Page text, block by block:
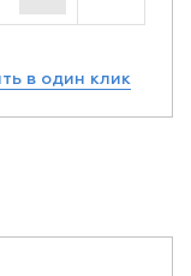
в один клик